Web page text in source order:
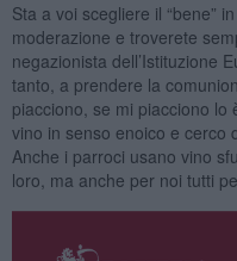
Sta a voi scegliere il “bene”
moderazione e troverete
negazionista dell’Istituzione
tanto, a prendere la
piacciono, se mi piacciono lo
vino in senso enoico e cerco
Anche i parroci usano vino
loro, ma anche per noi tutti